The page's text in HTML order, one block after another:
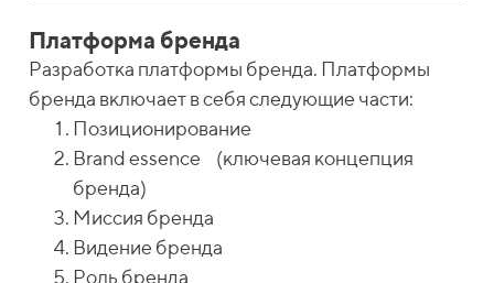
Платформа бренда
Разработка платформы бренда. Платформы
бренда включает в себя следующие части:
Позиционирование
Brand essence (ключевая концепция
бренда)
Миссия бренда
Видение бренда
Роль бренда